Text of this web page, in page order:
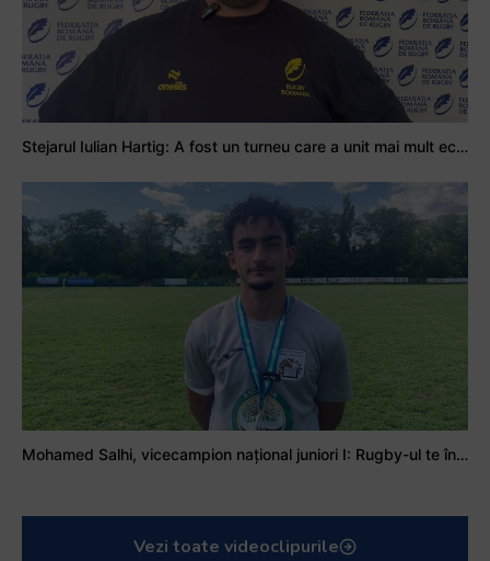
Stejarul Iulian Hartig: A fost un turneu care a unit mai mult echipa
Mohamed Salhi, vicecampion național juniori I: Rugby-ul te învață să accepți și înfrângerile
Vezi toate videoclipurile